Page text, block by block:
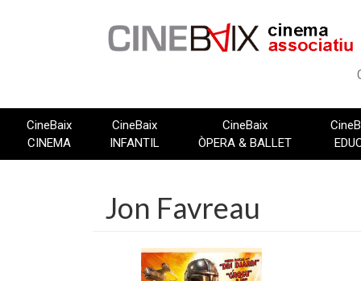
CineBaix
CINEMA
CineBaix
INFANTIL
CineBaix
ÒPERA & BALLET
Jon Favreau